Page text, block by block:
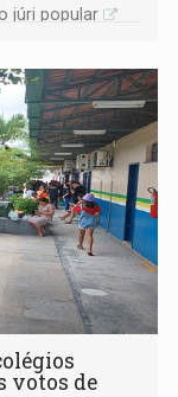
júri popular
votos de